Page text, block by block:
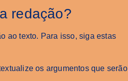
redação?
ao texto. Para isso, siga estas
os argumentos que serão